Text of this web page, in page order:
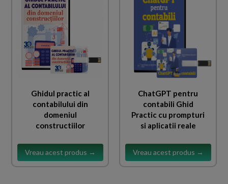
Ghidul practic al
contabilului din
domeniul
constructiilor
Vreau acest produs →
ChatGPT pentru
contabili Ghid
Practic cu prompturi
si aplicatii reale
Vreau acest produs →